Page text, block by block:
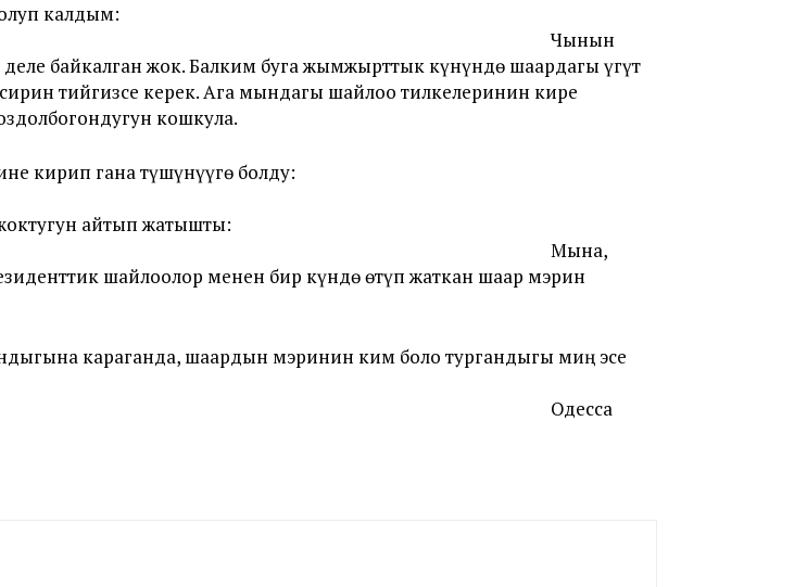
калдым:
Чынын
байкалган жок. Балким буга жымжырттык күнүндө шаардагы үгүт
тийгизсе керек. Ага мындагы шайлоо тилкелеринин кире
кошкула.
кирип гана түшүнүүгө болду:
айтып жатышты:
Мына,
шайлоолор менен бир күндө өтүп жаткан шаар мэрин
караганда, шаардын мэринин ким боло тургандыгы миң эсе
Одесса